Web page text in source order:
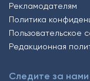
Рекламодателям
Политика
Пользовательское
Редакционная
Следите за нами